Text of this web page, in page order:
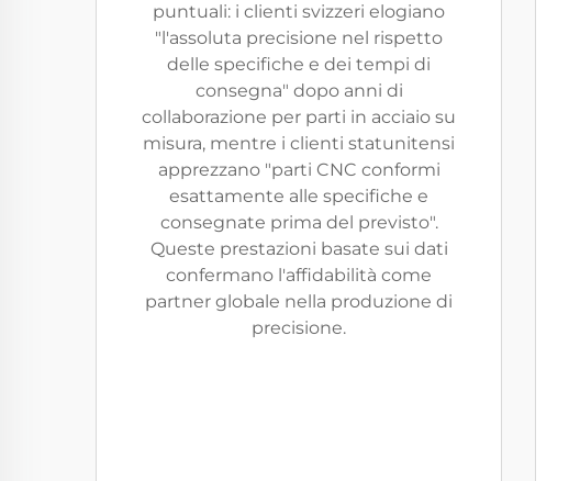
puntuali: i clienti svizzeri elogiano
"l'assoluta precisione nel rispetto
delle specifiche e dei tempi di
consegna" dopo anni di
collaborazione per parti in acciaio su
misura, mentre i clienti statunitensi
apprezzano "parti CNC conformi
esattamente alle specifiche e
consegnate prima del previsto".
Queste prestazioni basate sui dati
confermano l'affidabilità come
partner globale nella produzione di
precisione.